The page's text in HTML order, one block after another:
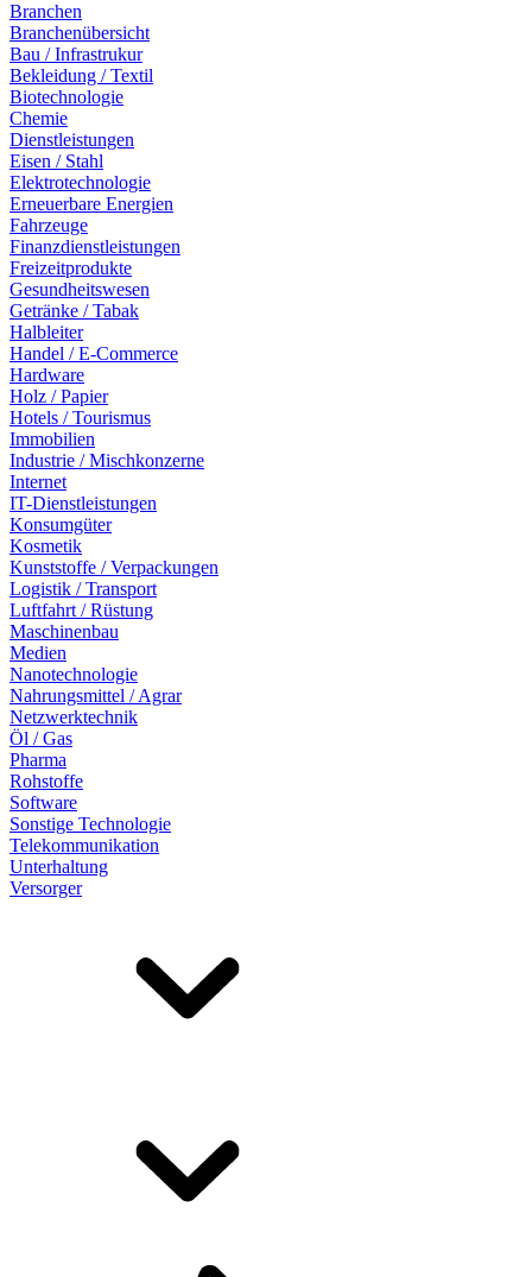
Branchen
Branchenübersicht
Bau / Infrastrukur
Bekleidung / Textil
Biotechnologie
Chemie
Dienstleistungen
Eisen / Stahl
Elektrotechnologie
Erneuerbare Energien
Fahrzeuge
Finanzdienstleistungen
Freizeitprodukte
Gesundheitswesen
Getränke / Tabak
Halbleiter
Handel / E-Commerce
Hardware
Holz / Papier
Hotels / Tourismus
Immobilien
Industrie / Mischkonzerne
Internet
IT-Dienstleistungen
Konsumgüter
Kosmetik
Kunststoffe / Verpackungen
Logistik / Transport
Luftfahrt / Rüstung
Maschinenbau
Medien
Nanotechnologie
Nahrungsmittel / Agrar
Netzwerktechnik
Öl / Gas
Pharma
Rohstoffe
Software
Sonstige Technologie
Telekommunikation
Unterhaltung
Versorger